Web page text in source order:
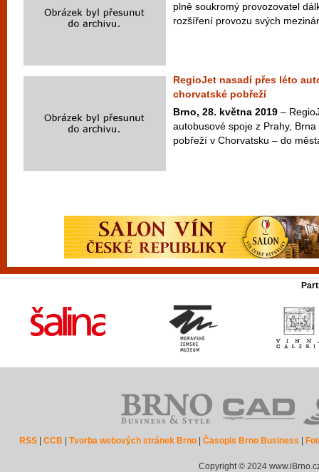
plně soukromý provozovatel
rozšíření provozu svých
RegioJet nasadí přes léto
chorvatské pobřeží
Brno, 28. května 2019 –
autobusové spoje z Prahy,
pobřeží v Chorvatsku – do
RSS |CCB |Tvorba webových stránek Brno |Časopis Brno Business
Copyright © 2024